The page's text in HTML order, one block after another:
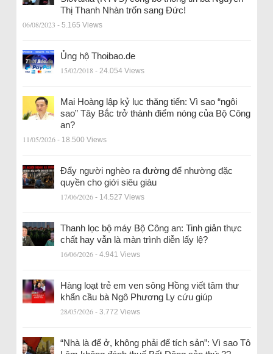
Thị Thanh Nhàn trốn sang Đức!
06/08/2023 - 5.165 Views
Ủng hộ Thoibao.de
15/02/2018 - 24.054 Views
Mai Hoàng lập kỷ lục thăng tiến: Vì sao “ngôi
sao” Tây Bắc trở thành điểm nóng của Bộ Công
an?
11/05/2026 - 18.500 Views
Đẩy người nghèo ra đường để nhường đặc
quyền cho giới siêu giàu
17/06/2026 - 14.527 Views
Thanh lọc bộ máy Bộ Công an: Tinh giản thực
chất hay vẫn là màn trình diễn lấy lệ?
16/06/2026 - 4.941 Views
Hàng loạt trẻ em ven sông Hồng viết tâm thư
khẩn cầu bà Ngô Phương Ly cứu giúp
28/05/2026 - 3.772 Views
“Nhà là để ở, không phải để tích sản”: Vì sao Tô